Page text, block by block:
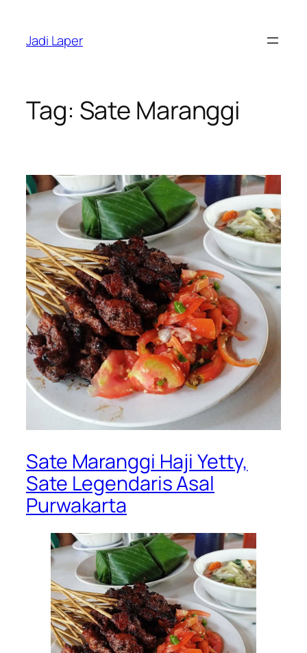
content
Jadi Laper
Tag: Sate Maranggi
Sate Maranggi Haji Yetty,
Sate Legendaris Asal
Purwakarta